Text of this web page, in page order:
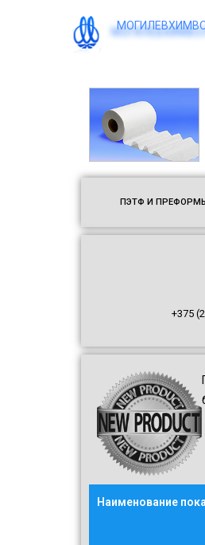
ПЭТФ И
+375
Наименование